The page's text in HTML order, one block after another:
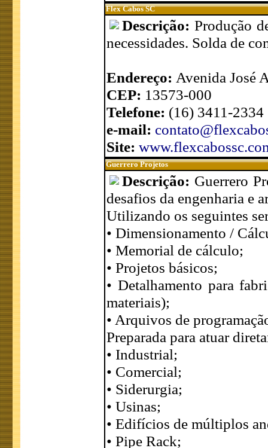
Flex Cabos SC
Descrição: Produção
necessidades. Solda de
Endereço: Avenida José
CEP: 13573-000
Telefone: (16) 3411-2334
e-mail:
Site:
Guerrero Projetos
Descrição: Guerrero
desafios da engenharia e
Utilizando os seguintes
• Dimensionamento /
• Memorial de cálculo;
• Projetos básicos;
• Detalhamento para
materiais);
• Arquivos de
Preparada para atuar
• Industrial;
• Comercial;
• Siderurgia;
• Usinas;
• Edifícios de múltiplos
• Pipe Rack;